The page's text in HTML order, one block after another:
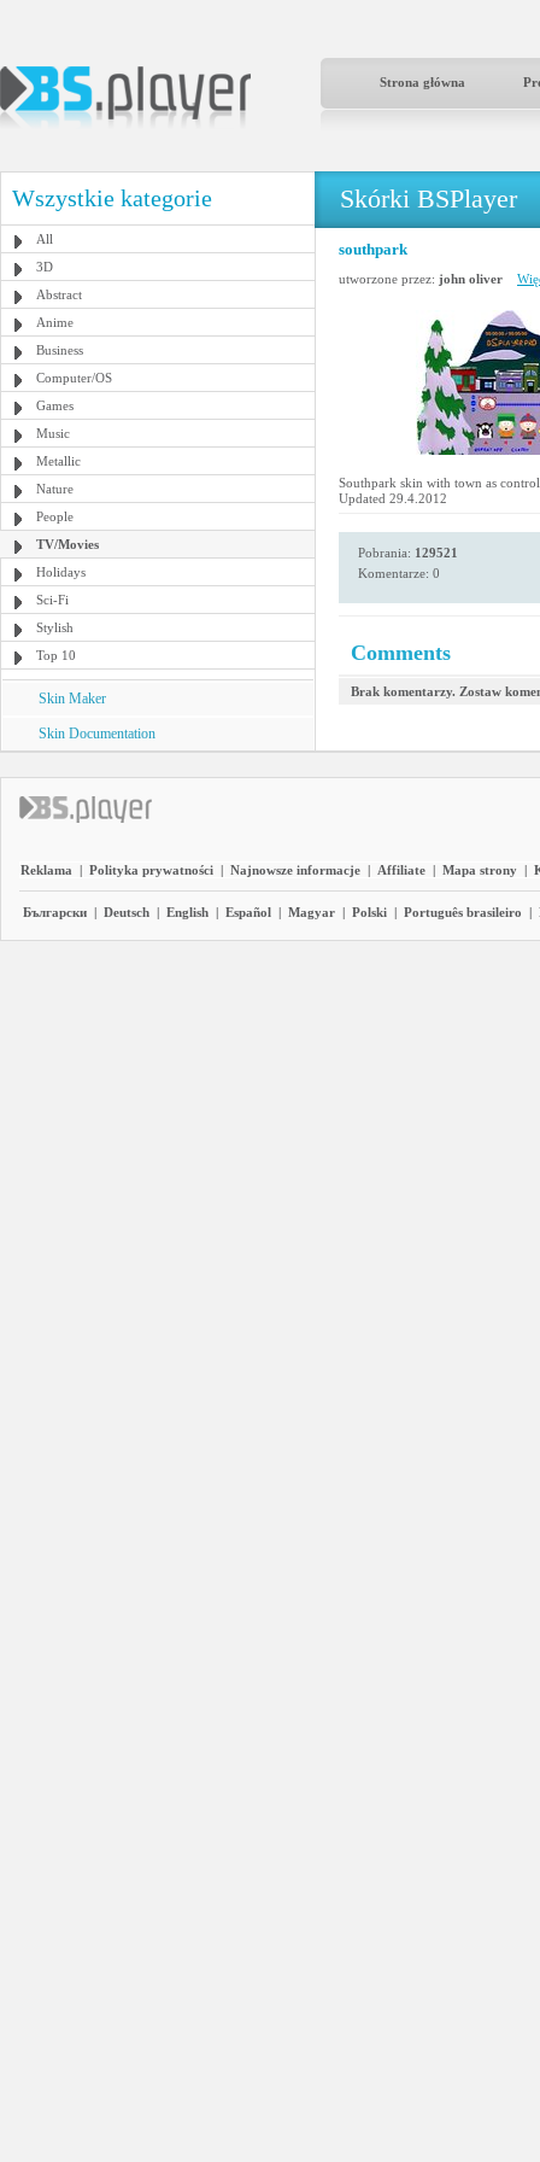
Strona główna
Wszystkie kategorie
All
3D
Abstract
Anime
Business
Computer/OS
Games
Music
Metallic
Nature
People
TV/Movies
Holidays
Sci-Fi
Stylish
Top 10
Skin Maker
Skin Documentation
Skórki BSPlayer
southpark
utworzone przez: john oliver
Southpark skin with town as
Updated 29.4.2012
Pobrania: 129521
Komentarze: 0
Comments
Brak komentarzy. Zostaw
Reklama | Polityka prywatności | Najnowsze informacje | Affiliate | Mapa strony |
Български | Deutsch | English | Español | Magyar | Polski | Português brasileiro |